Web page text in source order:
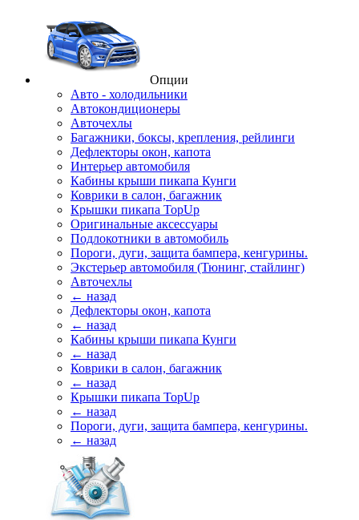
Опции
Авто - холодильники
Автокондиционеры
Авточехлы
Багажники, боксы, крепления, рейлинги
Дефлекторы окон, капота
Интерьер автомобиля
Кабины крыши пикапа Кунги
Коврики в салон, багажник
Крышки пикапа TopUp
Оригинальные аксессуары
Подлокотники в автомобиль
Пороги, дуги, защита бампера, кенгурины.
Экстерьер автомобиля (Тюнинг, стайлинг)
Авточехлы
← назад
Дефлекторы окон, капота
← назад
Кабины крыши пикапа Кунги
← назад
Коврики в салон, багажник
← назад
Крышки пикапа TopUp
← назад
Пороги, дуги, защита бампера, кенгурины.
← назад